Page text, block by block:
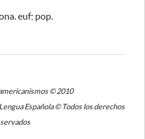
euf; pop.
© 2010
Española © Todos los derechos